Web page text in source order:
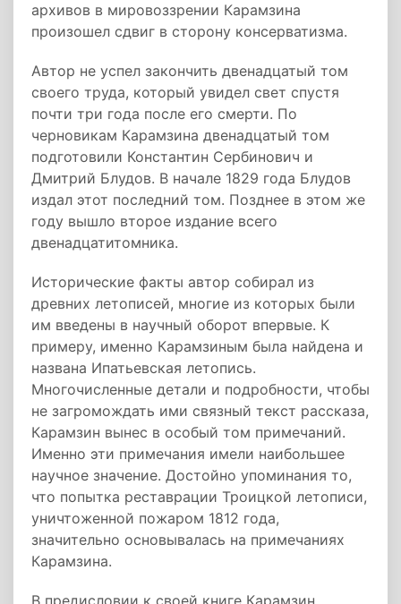
архивов в мировоззрении Карамзина
произошел сдвиг в сторону консерватизма.
Автор не успел закончить двенадцатый том
своего труда, который увидел свет спустя
почти три года после его смерти. По
черновикам Карамзина двенадцатый том
подготовили Константин Сербинович и
Дмитрий Блудов. В начале 1829 года Блудов
издал этот последний том. Позднее в этом же
году вышло второе издание всего
двенадцатитомника.
Исторические факты автор собирал из
древних летописей, многие из которых были
им введены в научный оборот впервые. К
примеру, именно Карамзиным была найдена и
названа Ипатьевская летопись.
Многочисленные детали и подробности, чтобы
не загромождать ими связный текст рассказа,
Карамзин вынес в особый том примечаний.
Именно эти примечания имели наибольшее
научное значение. Достойно упоминания то,
что попытка реставрации Троицкой летописи,
уничтоженной пожаром 1812 года,
значительно основывалась на примечаниях
Карамзина.
В предисловии к своей книге Карамзин